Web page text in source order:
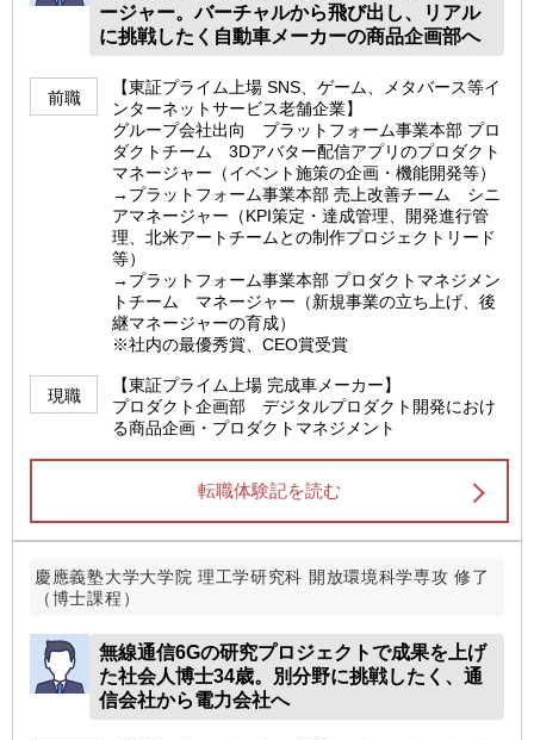
ージャー。バーチャルから飛び出し、リアル
に挑戦したく自動車メーカーの商品企画部へ
前職
【東証プライム上場 SNS、ゲーム、メタバース等イ
ンターネットサービス老舗企業】
グループ会社出向 プラットフォーム事業本部 プロ
ダクトチーム 3Dアバター配信アプリのプロダクト
マネージャー（イベント施策の企画・機能開発等）
→プラットフォーム事業本部 売上改善チーム シニ
アマネージャー（KPI策定・達成管理、開発進行管
理、北米アートチームとの制作プロジェクトリード
等）
→プラットフォーム事業本部 プロダクトマネジメン
トチーム マネージャー（新規事業の立ち上げ、後
継マネージャーの育成）
※社内の最優秀賞、CEO賞受賞
現職
【東証プライム上場 完成車メーカー】
プロダクト企画部 デジタルプロダクト開発におけ
る商品企画・プロダクトマネジメント
転職体験記を読む
慶應義塾大学大学院 理工学研究科 開放環境科学専攻 修了
（博士課程）
無線通信6Gの研究プロジェクトで成果を上げ
た社会人博士34歳。別分野に挑戦したく、通
信会社から電力会社へ